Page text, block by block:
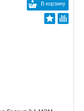
В корзину